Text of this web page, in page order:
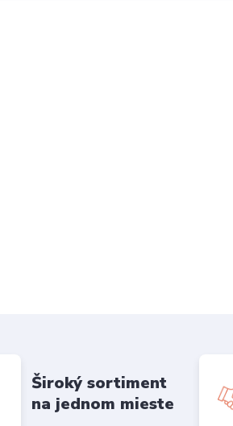
Široký sortiment
na jednom mieste